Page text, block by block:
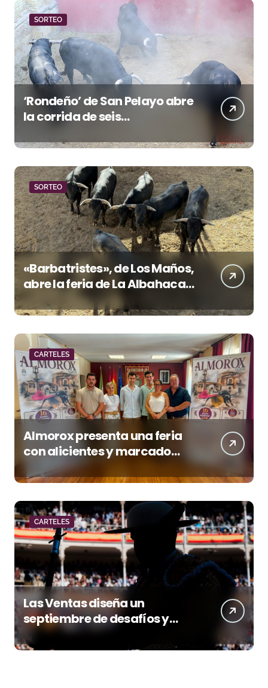
SORTEO
‘Rondeño’ de San Pelayo abre
la corrida de seis
rejoneadores en El Puerto de
Santa María esta noche
SORTEO
«Barbatristes», de Los Maños,
abre la feria de La Albahaca
de Huesca
CARTELES
Almorox presenta una feria
con alicientes y marcado
acento torista
CARTELES
Las Ventas diseña un
septiembre de desafíos y
variedad ganadera